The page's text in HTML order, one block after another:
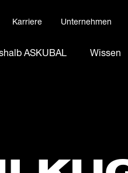
Karriere Unternehmen
ASKUBAL Wissen